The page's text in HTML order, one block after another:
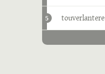
5 touverlantere